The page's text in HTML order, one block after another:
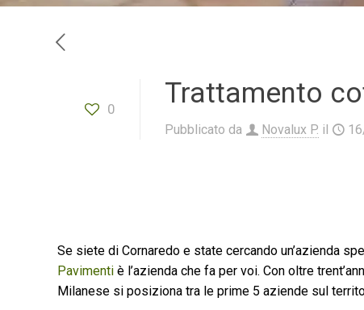
0 Trattamento
Pubblicato da Novalux P. il
Se siete di Cornaredo e state cercando un’azienda
Pavimenti è l’azienda che fa per voi. Con oltre
Milanese si posiziona tra le prime 5 aziende sul